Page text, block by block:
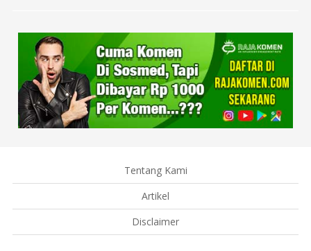
Tentang Kami
Artikel
Disclaimer